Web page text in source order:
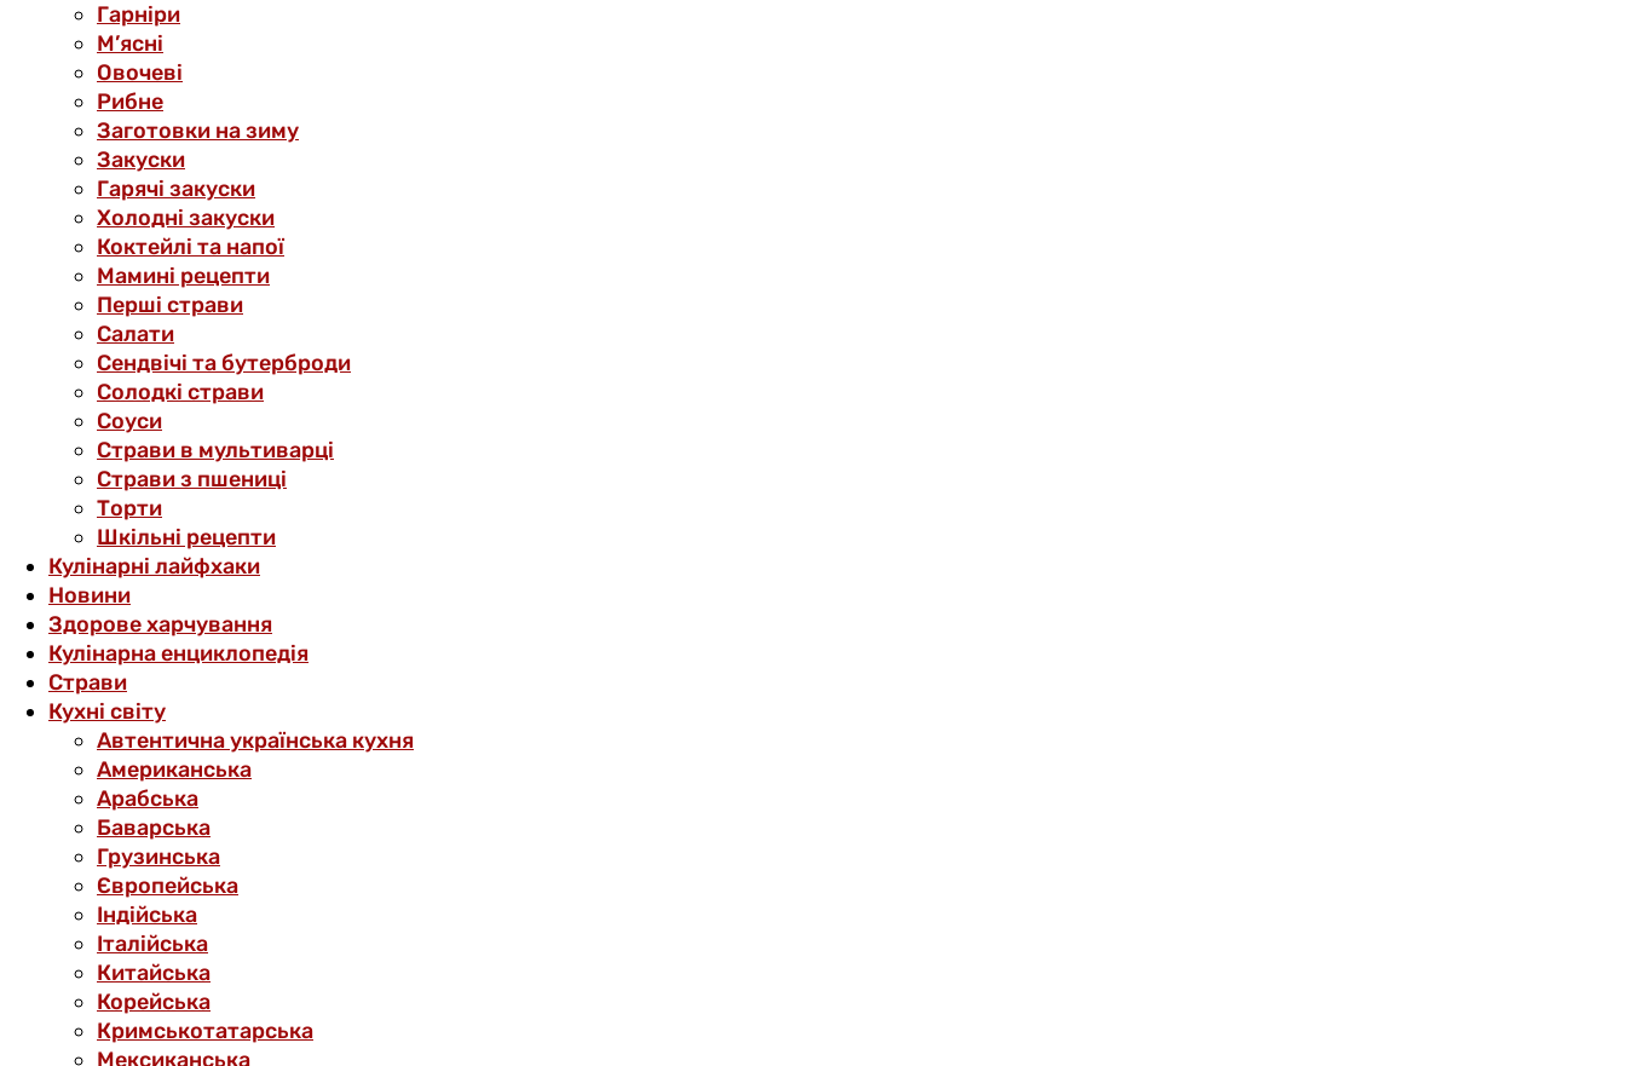
Гарніри
М’ясні
Овочеві
Рибне
Заготовки на зиму
Закуски
Гарячі закуски
Холодні закуски
Коктейлі та напої
Мамині рецепти
Перші страви
Салати
Сендвічі та бутерброди
Солодкі страви
Соуси
Страви в мультиварці
Страви з пшениці
Торти
Шкільні рецепти
Кулінарні лайфхаки
Новини
Здорове харчування
Кулінарна енциклопедія
Страви
Кухні світу
Автентична українська кухня
Американська
Арабська
Баварська
Грузинська
Європейська
Індійська
Італійська
Китайська
Корейська
Кримськотатарська
Мексиканська